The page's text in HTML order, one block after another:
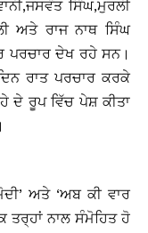
ਸਿੰਘ,ਮੁਰਲੀ
ਅਤੇ ਰਾਜ ਨਾਥ ਸਿੰਘ
ਦੇਖ ਰਹੇ ਸਨ।
ਰਾਤ ਪਰਚਾਰ ਕਰਕੇ
ਦੇ ਰੂਪ ਵਿੱਚ ਪੇਸ਼ ਕੀਤਾ
ਅਤੇ ‘ਅਬ ਕੀ ਵਾਰ
ਤਰ੍ਹਾਂ ਨਾਲ ਸੰਮੋਹਿਤ ਹੋ